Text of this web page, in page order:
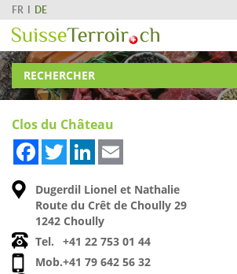
FR DE
RECHERCHER
Clos du Château
FacebookTwitterLinkedIn
Dugerdil Lionel et Nathalie
Route du Crêt de Choully 29
1242 Choully
Tel.
+41 22 753 01 44
Mob.+41 79 642 56 32